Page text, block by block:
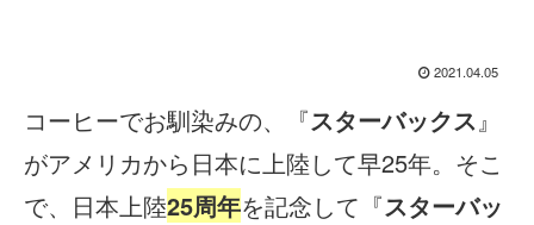
2021.04.05
コーヒーでお馴染みの、『スターバックス』
がアメリカから日本に上陸して早25年。そこ
で、日本上陸25周年を記念して『スターバッ